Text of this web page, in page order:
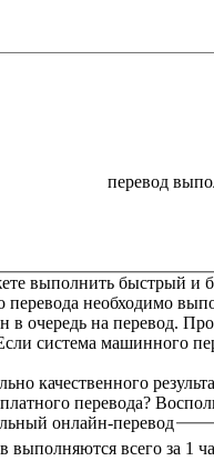
перевод
выполнить быстрый и
перевода необходимо
в очередь на перевод.
система машинного
качественного
перевода?
онлайн-перевод
выполняются всего за 1